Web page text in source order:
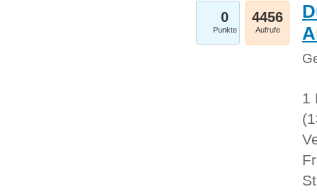
0
Punkte
4456
Aufrufe
1